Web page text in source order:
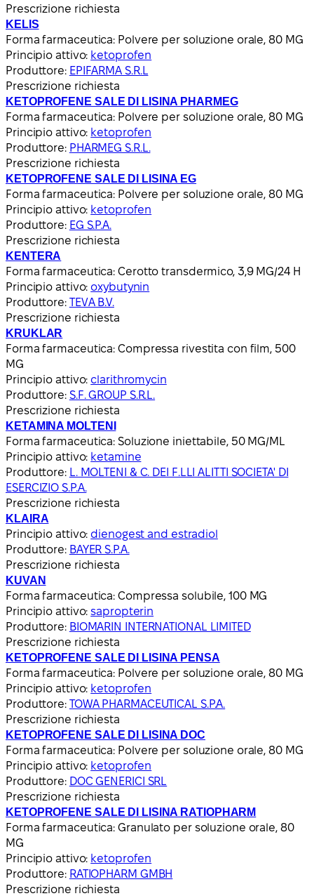
Prescrizione richiesta
KELIS
Forma farmaceutica: Polvere per soluzione orale, 80 MG
Principio attivo: ketoprofen
Produttore: EPIFARMA S.R.L
Prescrizione richiesta
KETOPROFENE SALE DI LISINA PHARMEG
Forma farmaceutica: Polvere per soluzione orale, 80 MG
Principio attivo: ketoprofen
Produttore: PHARMEG S.R.L.
Prescrizione richiesta
KETOPROFENE SALE DI LISINA EG
Forma farmaceutica: Polvere per soluzione orale, 80 MG
Principio attivo: ketoprofen
Produttore: EG S.P.A.
Prescrizione richiesta
KENTERA
Forma farmaceutica: Cerotto transdermico, 3,9 MG/24 H
Principio attivo: oxybutynin
Produttore: TEVA B.V.
Prescrizione richiesta
KRUKLAR
Forma farmaceutica: Compressa rivestita con film, 500
MG
Principio attivo: clarithromycin
Produttore: S.F. GROUP S.R.L.
Prescrizione richiesta
KETAMINA MOLTENI
Forma farmaceutica: Soluzione iniettabile, 50 MG/ML
Principio attivo: ketamine
Produttore: L. MOLTENI & C. DEI F.LLI ALITTI SOCIETA' DI
ESERCIZIO S.P.A.
Prescrizione richiesta
KLAIRA
Principio attivo: dienogest and estradiol
Produttore: BAYER S.P.A.
Prescrizione richiesta
KUVAN
Forma farmaceutica: Compressa solubile, 100 MG
Principio attivo:sapropterin
Produttore: BIOMARIN INTERNATIONAL LIMITED
Prescrizione richiesta
KETOPROFENE SALE DI LISINA PENSA
Forma farmaceutica: Polvere per soluzione orale, 80 MG
Principio attivo: ketoprofen
Produttore: TOWA PHARMACEUTICAL S.P.A.
Prescrizione richiesta
KETOPROFENE SALE DI LISINA DOC
Forma farmaceutica: Polvere per soluzione orale, 80 MG
Principio attivo: ketoprofen
Produttore: DOC GENERICI SRL
Prescrizione richiesta
KETOPROFENE SALE DI LISINA RATIOPHARM
Forma farmaceutica: Granulato per soluzione orale, 80
MG
Principio attivo: ketoprofen
Produttore: RATIOPHARM GMBH
Prescrizione richiesta